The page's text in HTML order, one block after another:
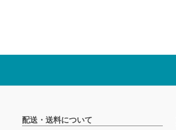
配送・送料について